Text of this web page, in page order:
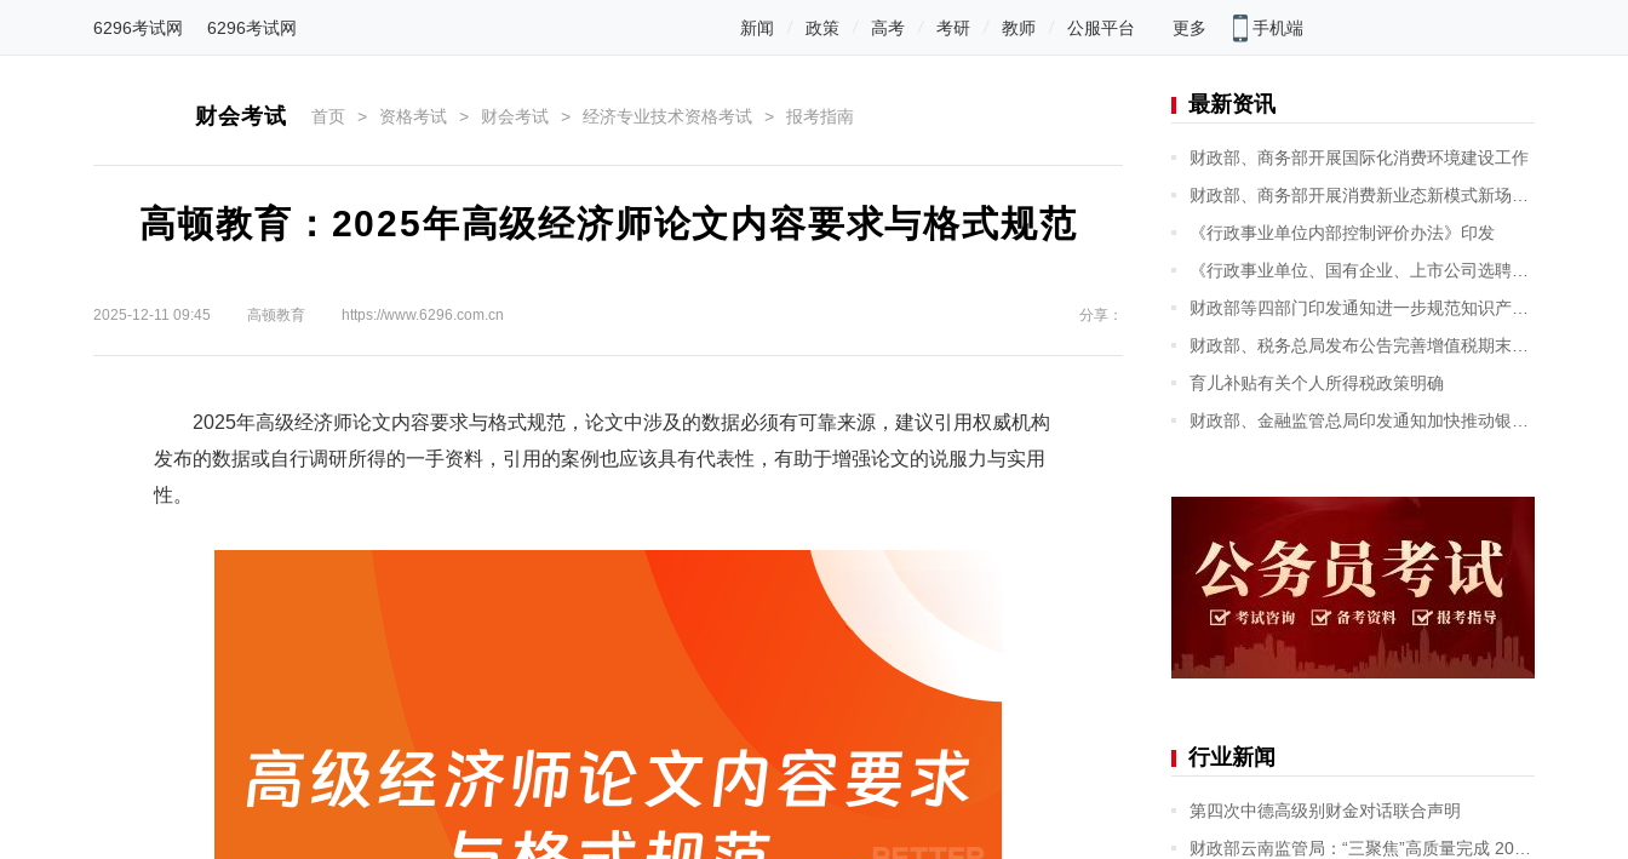
6296考试网 6296考试网 新闻 政策 高考 考研 教师 公服平台 更多 手机端
财会考试 首页 > 资格考试 > 财会考试 > 经济专业技术资格考试 > 报考指南
高顿教育：2025年高级经济师论文内容要求与格式规范
2025-12-11 09:45 高顿教育 https://www.6296.com.cn 分享：
2025年高级经济师论文内容要求与格式规范，论文中涉及的数据必须有可靠来源，建议引用权威机构
发布的数据或自行调研所得的一手资料，引用的案例也应该具有代表性，有助于增强论文的说服力与实用
性。
最新资讯
财政部、商务部开展国际化消费环境建设工作
财政部、商务部开展消费新业态新模式新场景试点工作
《行政事业单位内部控制评价办法》印发
《行政事业单位、国有企业、上市公司选聘资产评估机构管理办法》印发
财政部等四部门印发通知进一步规范知识产权资产评估的有关事项
财政部、税务总局发布公告完善增值税期末留抵退税政策
育儿补贴有关个人所得税政策明确
财政部、金融监管总局印发通知加快推动银行函证数字化发展
行业新闻
第四次中德高级别财金对话联合声明
财政部云南监管局：“三聚焦”高质量完成 2026年部门预算编制审核工作